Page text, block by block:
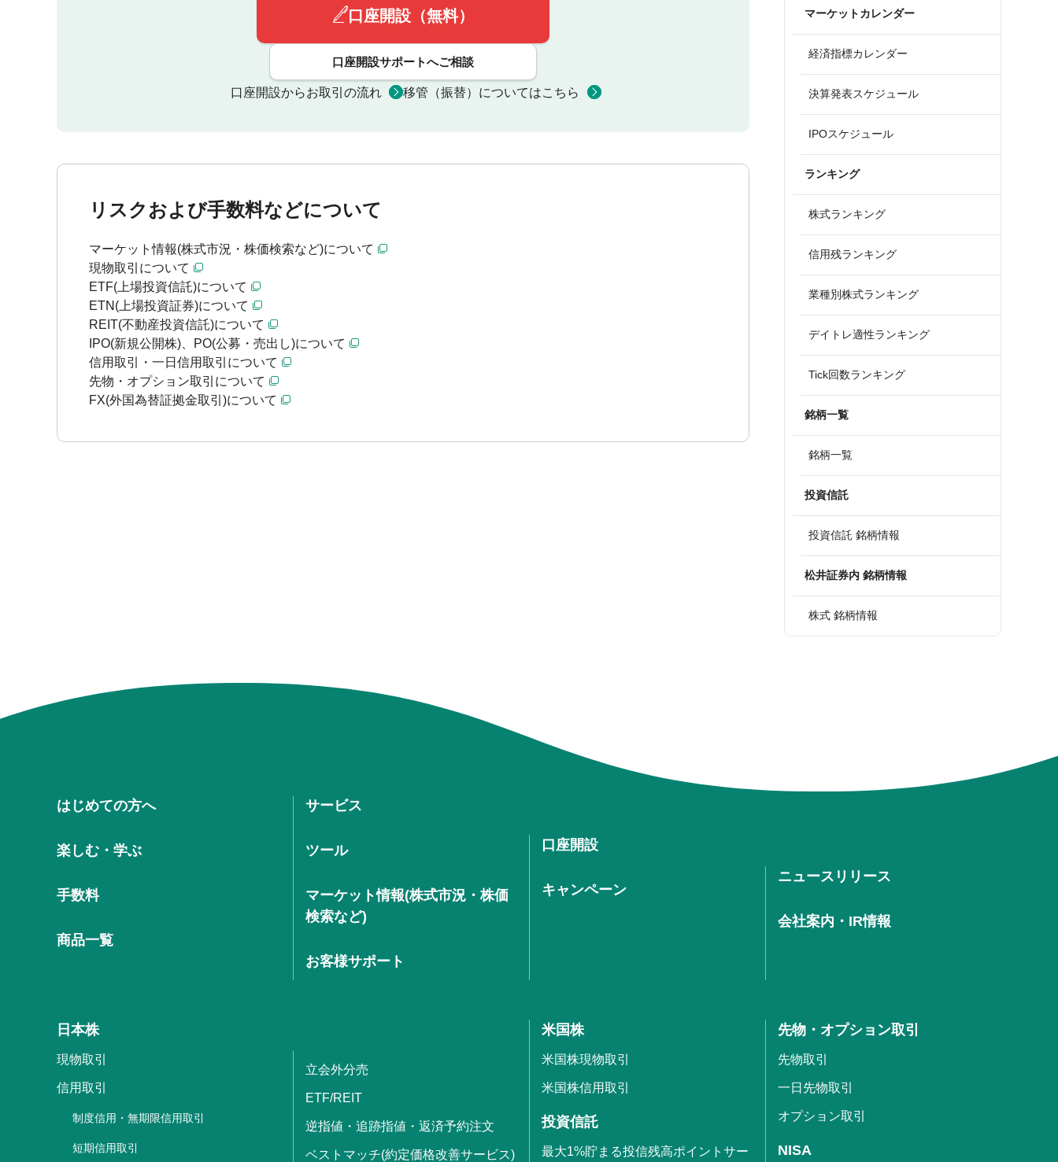
口座開設（無料）
口座開設サポートへご相談
口座開設からお取引の流れ 移管（振替）についてはこちら
リスクおよび手数料などについて
マーケット情報(株式市況・株価検索など)について
現物取引について
ETF(上場投資信託)について
ETN(上場投資証券)について
REIT(不動産投資信託)について
IPO(新規公開株)、PO(公募・売出し)について
信用取引・一日信用取引について
先物・オプション取引について
FX(外国為替証拠金取引)について
マーケットカレンダー
経済指標カレンダー
決算発表スケジュール
IPOスケジュール
ランキング
株式ランキング
信用残ランキング
業種別株式ランキング
デイトレ適性ランキング
Tick回数ランキング
銘柄一覧
銘柄一覧
投資信託
投資信託 銘柄情報
松井証券内 銘柄情報
株式 銘柄情報
はじめての方へ
楽しむ・学ぶ
手数料
商品一覧
サービス
ツール
マーケット情報(株式市況・株価
検索など)
お客様サポート
口座開設
キャンペーン
ニュースリリース
会社案内・IR情報
日本株
現物取引
信用取引
制度信用・無期限信用取引
短期信用取引
立会外分売
ETF/REIT
逆指値・追跡指値・返済予約注文
ベストマッチ(約定価格改善サービス)
米国株
米国株現物取引
米国株信用取引
投資信託
最大1%貯まる投信残高ポイントサー
先物・オプション取引
先物取引
一日先物取引
オプション取引
NISA